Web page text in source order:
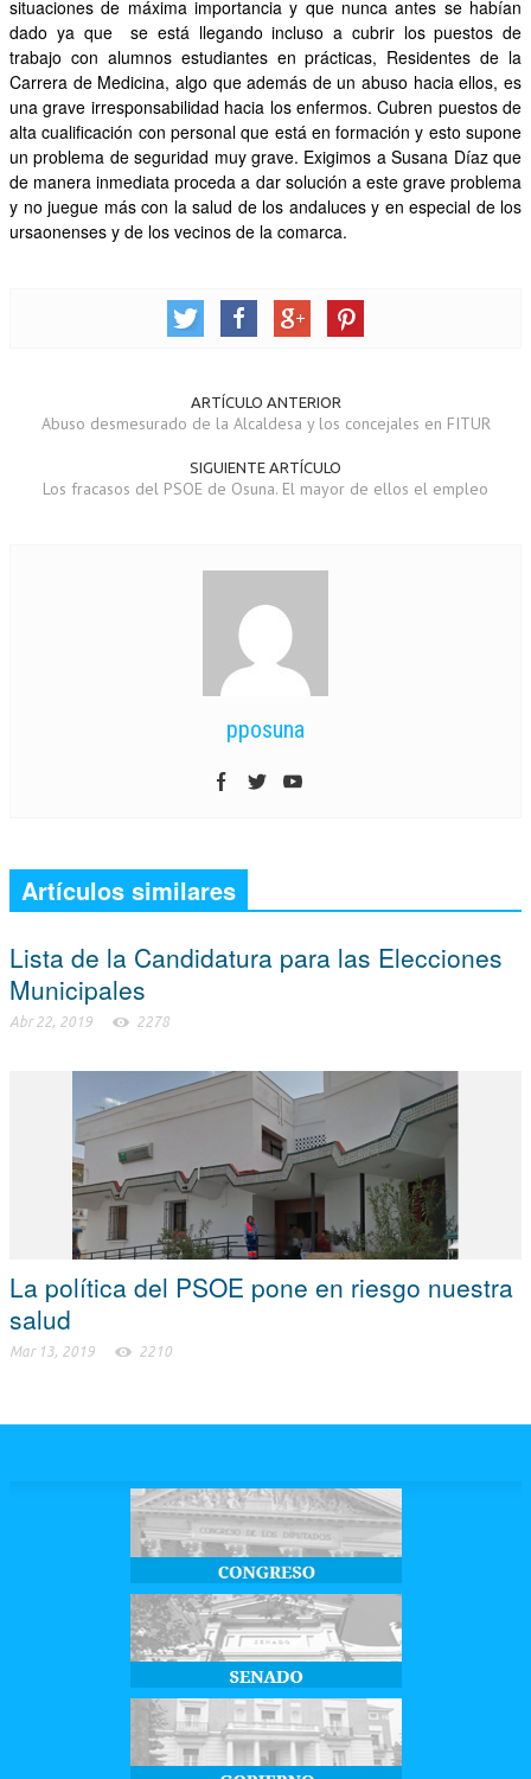
situaciones de máxima importancia y que nunca antes se habían
dado ya que se está llegando incluso a cubrir los puestos de
trabajo con alumnos estudiantes en prácticas, Residentes de la
Carrera de Medicina, algo que además de un abuso hacia ellos, es
una grave irresponsabilidad hacia los enfermos. Cubren puestos de
alta cualificación con personal que está en formación y esto supone
un problema de seguridad muy grave. Exigimos a Susana Díaz que
de manera inmediata proceda a dar solución a este grave problema
y no juegue más con la salud de los andaluces y en especial de los
ursaonenses y de los vecinos de la comarca.
ARTÍCULO ANTERIOR
Abuso desmesurado de la Alcaldesa y los concejales en FITUR
SIGUIENTE ARTÍCULO
Los fracasos del PSOE de Osuna. El mayor de ellos el empleo
pposuna
Artículos similares
Lista de la Candidatura para las Elecciones
Municipales
Abr 22, 2019 2278
La política del PSOE pone en riesgo nuestra
salud
Mar 13, 2019 2210